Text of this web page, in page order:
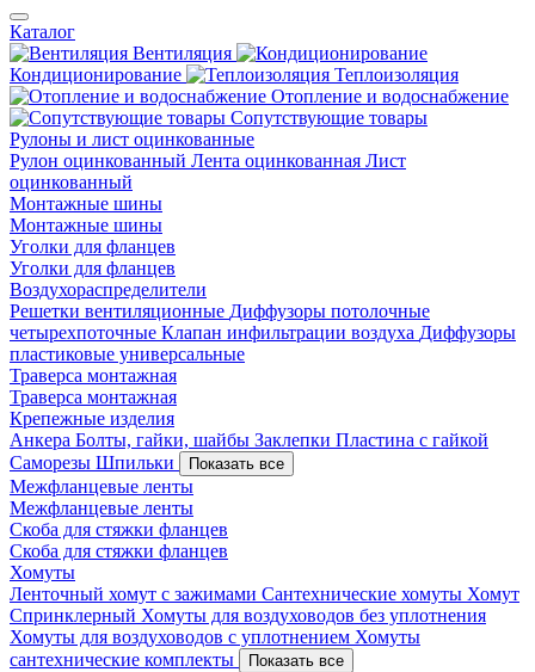
Каталог
Вентиляция
Кондиционирование
Теплоизоляция
Отопление и водоснабжение
Сопутствующие товары
Рулоны и лист оцинкованные
Рулон оцинкованный Лента оцинкованная Лист
оцинкованный
Монтажные шины
Монтажные шины
Уголки для фланцев
Уголки для фланцев
Воздухораспределители
Решетки вентиляционные Диффузоры потолочные
четырехпоточные Клапан инфильтрации воздуха Диффузоры
пластиковые универсальные
Траверса монтажная
Траверса монтажная
Крепежные изделия
Анкера Болты, гайки, шайбы Заклепки Пластина с гайкой
Саморезы Шпильки Показать все
Межфланцевые ленты
Межфланцевые ленты
Скоба для стяжки фланцев
Скоба для стяжки фланцев
Хомуты
Ленточный хомут с зажимами Сантехнические хомуты Хомут
Спринклерный Хомуты для воздуховодов без уплотнения
Хомуты для воздуховодов с уплотнением Хомуты
сантехнические комплекты
Показать все